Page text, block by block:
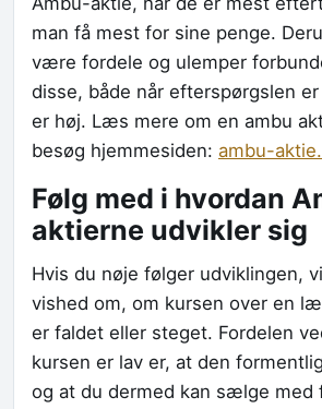
man få mest for sine penge.
være fordele og ulemper
disse, både når efterspørgslen
er høj. Læs mere om en ambu
besøg hjemmesiden: ambu-
Følg med i hvordan
aktierne udvikler sig
Hvis du nøje følger udviklingen,
vished om, om kursen over en
er faldet eller steget. Fordelen
kursen er lav er, at den
og at du dermed kan sælge med